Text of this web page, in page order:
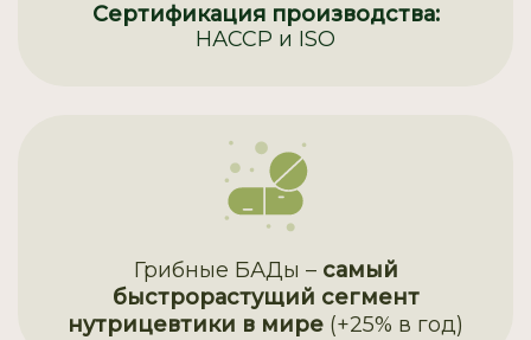
Сертификация производства:
НАССР и ISO
Грибные БАДы – самый
быстрорастущий сегмент
нутрицевтики в мире (+25% в год)